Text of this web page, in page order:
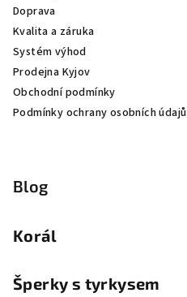
Doprava
Kvalita a záruka
Systém výhod
Prodejna Kyjov
Obchodní podmínky
Podmínky ochrany osobních údajů
Blog
Korál
Šperky s tyrkysem